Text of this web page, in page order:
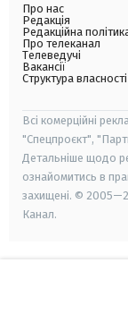
Про нас
Редакція
Редакційна
Про телеканал
Телеведучі
Вакансії
Структура власності
Всі комерційні
"Спецпроєкт",
Детальніше щодо
ознайомитись в
захищені. ©
Канал.